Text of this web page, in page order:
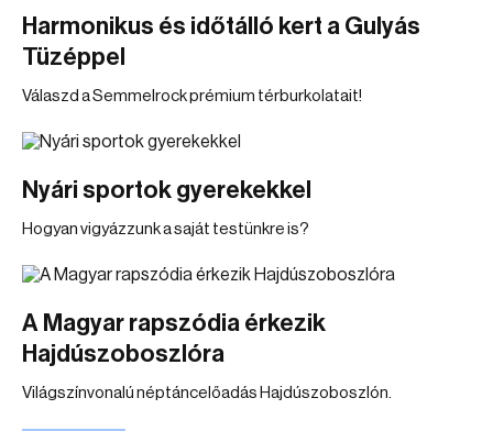
Harmonikus és időtálló kert a Gulyás
Tüzéppel
Válaszd a Semmelrock prémium térburkolatait!
Nyári sportok gyerekekkel
Hogyan vigyázzunk a saját testünkre is?
A Magyar rapszódia érkezik
Hajdúszoboszlóra
Világszínvonalú néptáncelőadás Hajdúszoboszlón.